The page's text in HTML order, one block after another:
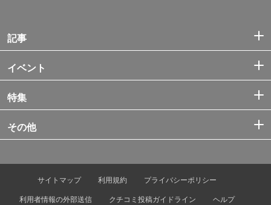
記事
イベント
特集
その他
サイトマップ 利用規約
プライバシーポリシー
利用者情報の外部送信
クチコミ投稿ガイドライン ヘルプ